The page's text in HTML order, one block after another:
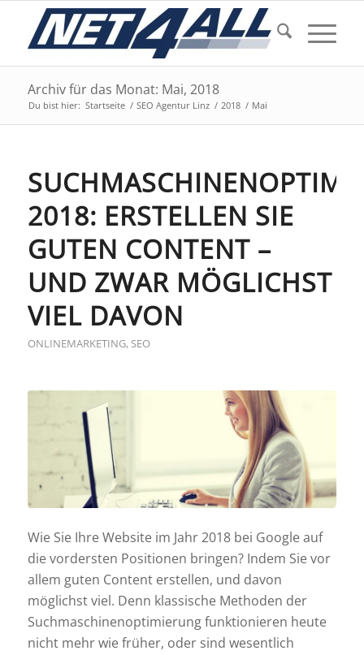
Archiv für das Monat: Mai, 2018
Du bist hier: Startseite / SEO Agentur Linz / 2018 / Mai
2018: ERSTELLEN SIE
GUTEN CONTENT –
UND ZWAR MÖGLICHST
VIEL DAVON
ONLINEMARKETING, SEO
Wie Sie Ihre Website im Jahr 2018 bei Google auf
die vordersten Positionen bringen? Indem Sie vor
allem guten Content erstellen, und davon
möglichst viel. Denn klassische Methoden der
Suchmaschinenoptimierung funktionieren heute
nicht mehr wie früher, oder sind wesentlich